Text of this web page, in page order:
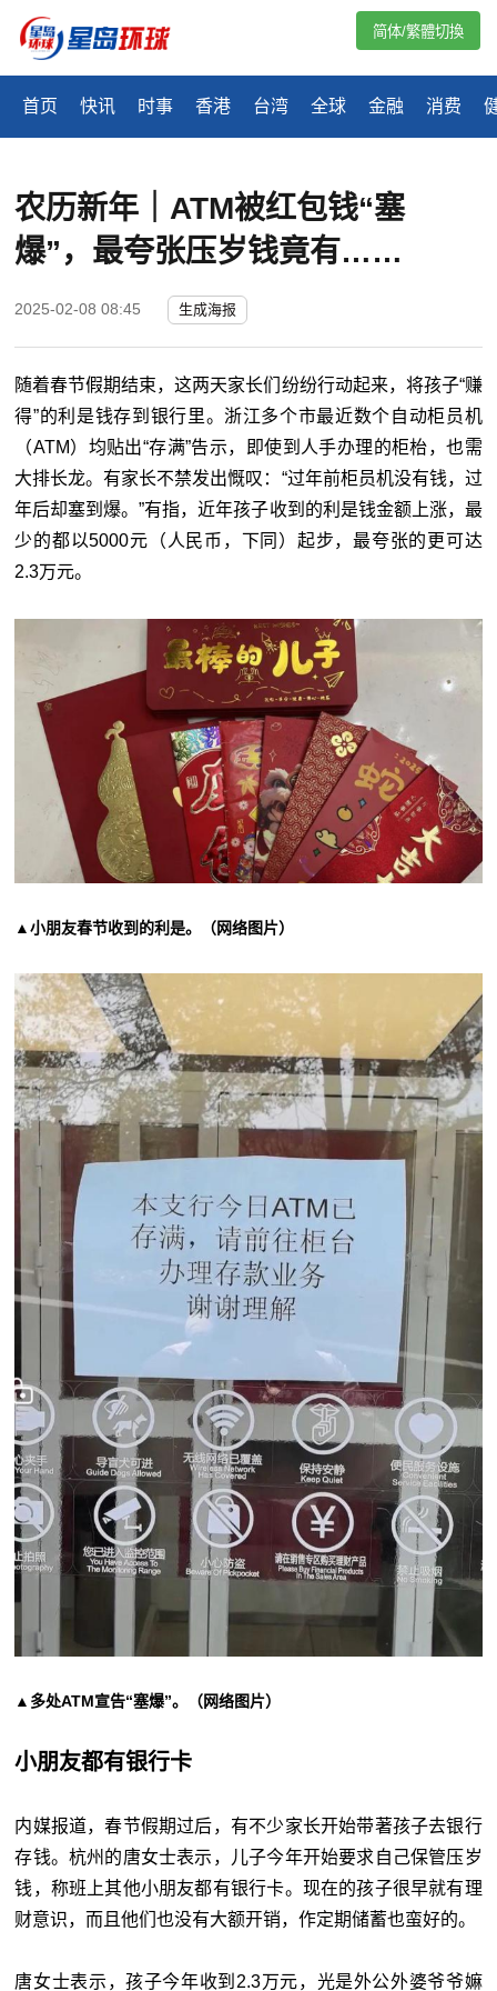
首页 快讯 时事 香港 台湾 全球 金融 消费
简体/繁體切換
农历新年｜ATM被红包钱“塞
爆”，最夸张压岁钱竟有……
2025-02-08 08:45 生成海报
随着春节假期结束，这两天家长们纷纷行动起来，将孩子“赚
得”的利是钱存到银行里。浙江多个市最近数个自动柜员机
（ATM）均贴出“存满”告示，即使到人手办理的柜枱，也需
大排长龙。有家长不禁发出慨叹：“过年前柜员机没有钱，过
年后却塞到爆。”有指，近年孩子收到的利是钱金额上涨，最
少的都以5000元（人民币，下同）起步，最夸张的更可达
2.3万元。
▲小朋友春节收到的利是。（网络图片）
▲多处ATM宣告“塞爆”。（网络图片）
小朋友都有银行卡
内媒报道，春节假期过后，有不少家长开始带著孩子去银行
存钱。杭州的唐女士表示，儿子今年开始要求自己保管压岁
钱，称班上其他小朋友都有银行卡。现在的孩子很早就有理
财意识，而且他们也没有大额开销，作定期储蓄也蛮好的。
唐女士表示，孩子今年收到2.3万元，光是外公外婆爷爷嫲